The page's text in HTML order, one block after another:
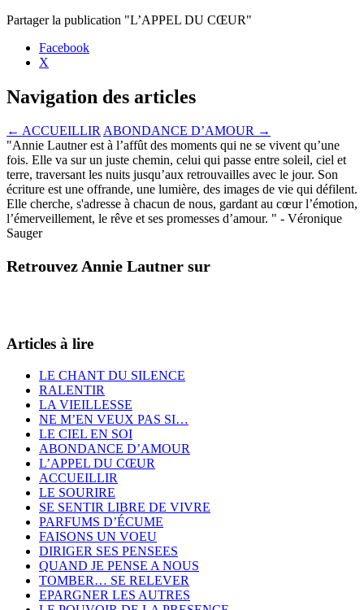
Partager la publication "L’APPEL DU CŒUR"
Facebook
X
Navigation des articles
← ACCUEILLIRABONDANCE D’AMOUR →
"Annie Lautner est à l’affût des moments qui ne se vivent qu’une
fois. Elle va sur un juste chemin, celui qui passe entre soleil, ciel et
terre, traversant les nuits jusqu’aux retrouvailles avec le jour. Son
écriture est une offrande, une lumière, des images de vie qui défilent.
Elle cherche, s'adresse à chacun de nous, gardant au cœur l’émotion,
l’émerveillement, le rêve et ses promesses d’amour. " - Véronique
Sauger
Retrouvez Annie Lautner sur
Articles à lire
LE CHANT DU SILENCE
RALENTIR
LA VIEILLESSE
NE M’EN VEUX PAS SI…
LE CIEL EN SOI
ABONDANCE D’AMOUR
L’APPEL DU CŒUR
ACCUEILLIR
LE SOURIRE
SE SENTIR LIBRE DE VIVRE
PARFUMS D’ÉCUME
FAISONS UN VOEU
DIRIGER SES PENSEES
QUAND JE PENSE A NOUS
TOMBER… SE RELEVER
EPARGNER LES AUTRES